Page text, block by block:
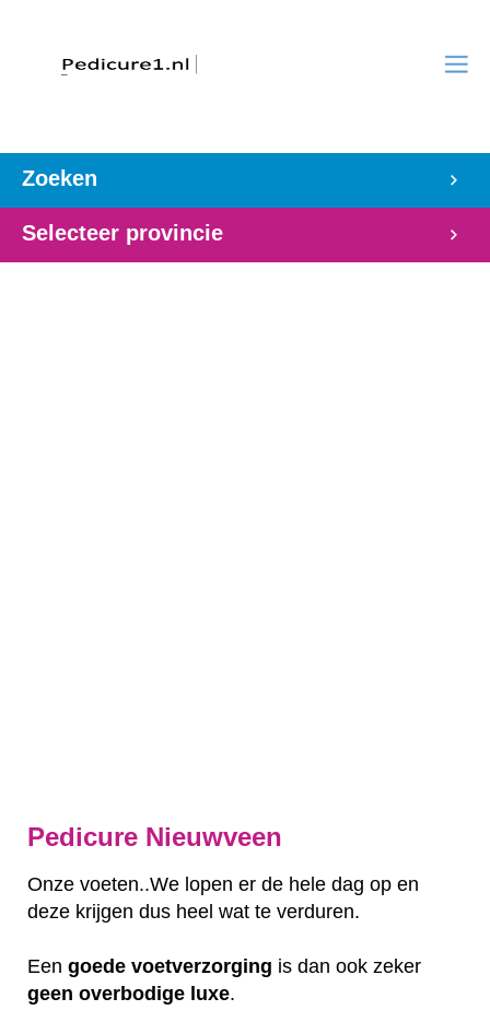
Zoeken
Selecteer provincie
Pedicure Nieuwveen
Onze voeten..We lopen er de hele dag op en
deze krijgen dus heel wat te verduren.
Een goede voetverzorging is dan ook zeker
geen overbodige luxe.